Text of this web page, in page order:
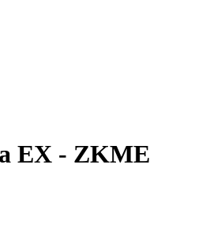
EX - ZKME